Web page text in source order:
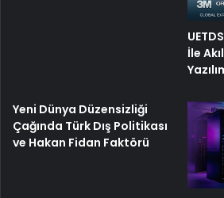
İle
Yeni Dünya Düzensizliği
Çağında Türk Dış Politikası
ve Hakan Fidan Faktörü